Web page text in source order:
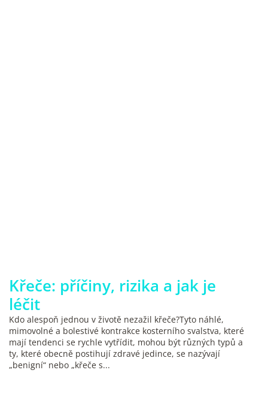
Křeče: příčiny, rizika a jak je
léčit
Kdo alespoň jednou v životě nezažil křeče?Tyto náhlé,
mimovolné a bolestivé kontrakce kosterního svalstva, které
mají tendenci se rychle vytřídit, mohou být různých typů a
ty, které obecně postihují zdravé jedince, se nazývají
„benigní“ nebo „křeče s...